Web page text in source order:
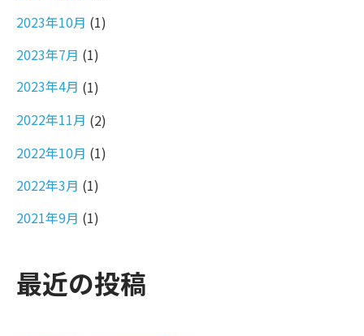
2023年10月 (1)
2023年7月 (1)
2023年4月 (1)
2022年11月 (2)
2022年10月 (1)
2022年3月 (1)
2021年9月 (1)
最近の投稿